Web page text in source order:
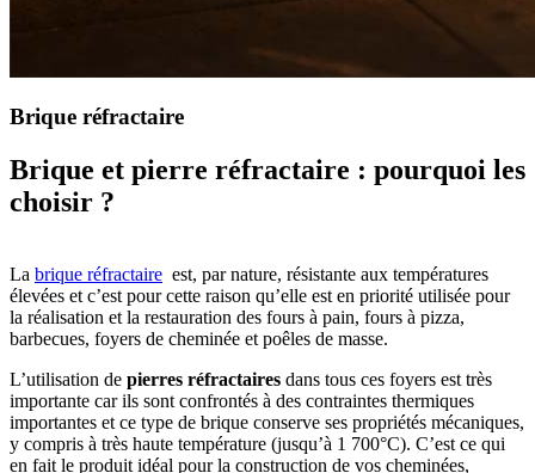
Brique réfractaire
Brique et pierre réfractaire : pourquoi les
choisir ?
La brique réfractaire est, par nature, résistante aux températures
élevées et c’est pour cette raison qu’elle est en priorité utilisée pour
la réalisation et la restauration des fours à pain, fours à pizza,
barbecues, foyers de cheminée et poêles de masse.
L’utilisation de pierres réfractaires dans tous ces foyers est très
importante car ils sont confrontés à des contraintes thermiques
importantes et ce type de brique conserve ses propriétés mécaniques,
y compris à très haute température (jusqu’à 1 700°C). C’est ce qui
en fait le produit idéal pour la construction de vos cheminées,